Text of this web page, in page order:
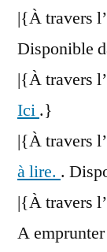
|{À travers
Disponible
|{À travers
Ici .}
|{À travers
à lire. .
|{À travers
A